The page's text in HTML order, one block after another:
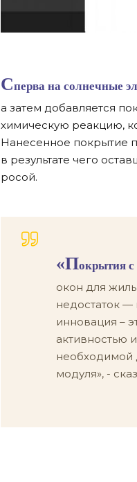
Сперва насолнечные
а затем добавляется
химическую реакцию,
Нанесенное покрытие
в результате чего
росой.
«Покрытия с
окон для
недостаток —
инновация –
активностью
необходимой
модуля», -